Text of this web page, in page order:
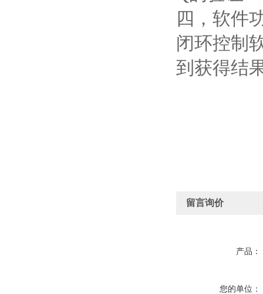
四，软件
闭环控制
到获得结
留言询价
产品：
您的单位：